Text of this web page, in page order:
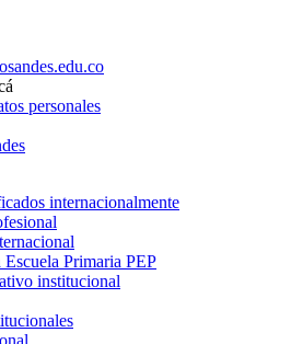
personales
internacionalmente
Escuela Primaria PEP
institucional